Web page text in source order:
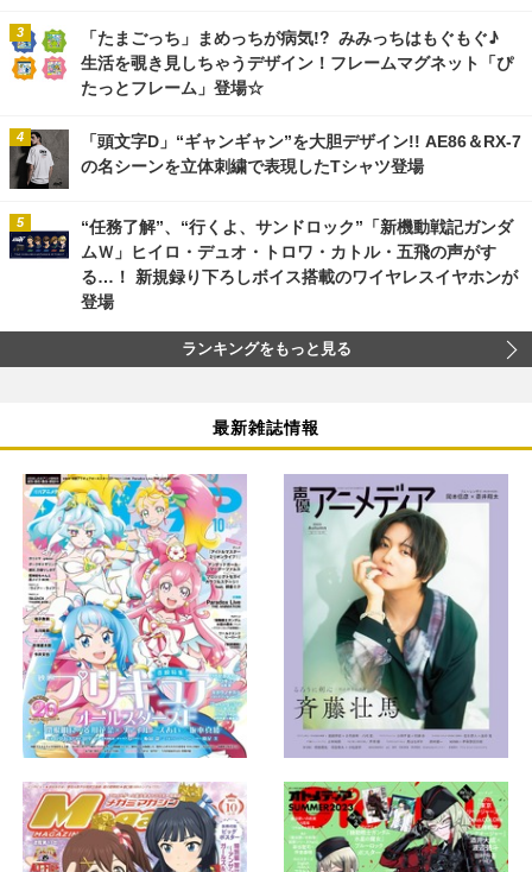
「たまごっち」まめっちが病気!? みみっちはもぐもぐ♪
生活を覗き見しちゃうデザイン！フレームマグネット「ぴ
たっとフレーム」登場☆
「頭文字D」“ギャンギャン”を大胆デザイン!! AE86＆RX-7
の名シーンを立体刺繍で表現したTシャツ登場
“任務了解”、“行くよ、サンドロック”「新機動戦記ガンダ
ムＷ」ヒイロ・デュオ・トロワ・カトル・五飛の声がす
る…！ 新規録り下ろしボイス搭載のワイヤレスイヤホンが
登場
ランキングをもっと見る
最新雑誌情報